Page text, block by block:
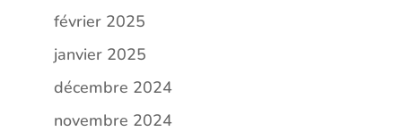
février 2025
janvier 2025
décembre 2024
novembre 2024